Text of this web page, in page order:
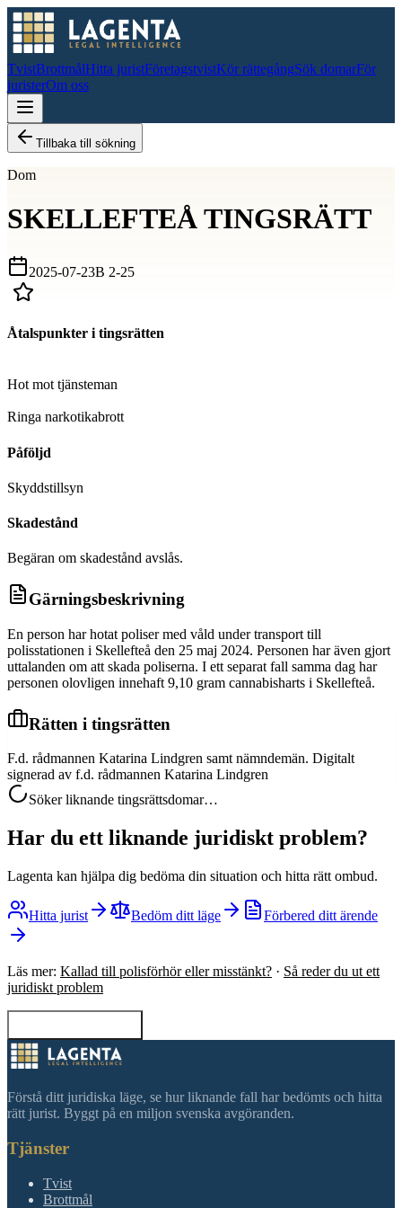
TvistBrottmålHitta juristFöretagstvistKör rättegångSök domarFör
juristerOm oss
Tillbaka till sökning
Dom
SKELLEFTEÅ TINGSRÄTT
2025-07-23B 2-25
Åtalspunkter i tingsrätten
Hot mot tjänsteman
Ringa narkotikabrott
Påföljd
Skyddstillsyn
Skadestånd
Begäran om skadestånd avslås.
Gärningsbeskrivning
En person har hotat poliser med våld under transport till
polisstationen i Skellefteå den 25 maj 2024. Personen har även gjort
uttalanden om att skada poliserna. I ett separat fall samma dag har
personen olovligen innehaft 9,10 gram cannabisharts i Skellefteå.
Rätten i tingsrätten
F.d. rådmannen Katarina Lindgren samt nämndemän. Digitalt
signerad av f.d. rådmannen Katarina Lindgren
Söker liknande tingsrättsdomar…
Har du ett liknande juridiskt problem?
Lagenta kan hjälpa dig bedöma din situation och hitta rätt ombud.
Hitta jurist Bedöm ditt läge Förbered ditt ärende
Läs mer: Kallad till polisförhör eller misstänkt? · Så reder du ut ett
juridiskt problem
Förstå ditt juridiska läge, se hur liknande fall har bedömts och hitta
rätt jurist. Byggt på en miljon svenska avgöranden.
Tjänster
Tvist
Brottmål